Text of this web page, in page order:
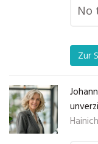
No
Zur